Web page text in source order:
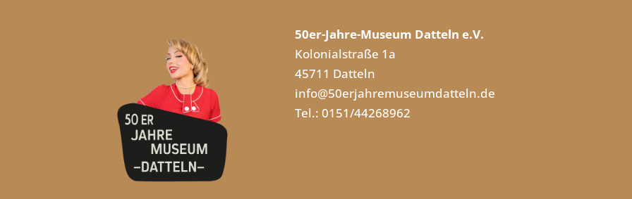
50er-Jahre-Museum Datteln e.V.
Kolonialstraße 1a
45711 Datteln
info@50erjahremuseumdatteln.de
Tel.: 0151/44268962